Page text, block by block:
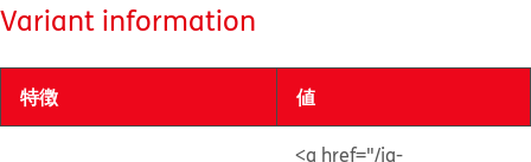
Variant information
特徴 値
<a href="/ja-